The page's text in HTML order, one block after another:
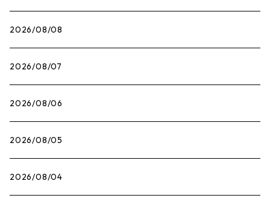
2026/08/08
2026/08/07
2026/08/06
2026/08/05
2026/08/04